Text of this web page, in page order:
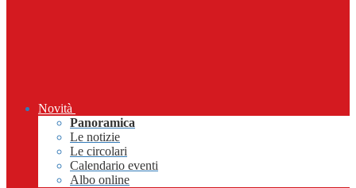
Novità
Panoramica
Le notizie
Le circolari
Calendario eventi
Albo online